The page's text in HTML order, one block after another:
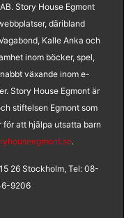
Story House Egmont
däribland
Kalle Anka och
inom böcker, spel,
växande inom e-
Story House Egmont är
stiftelsen Egmont som
för att hjälpa utsatta barn
.
26 Stockholm, Tel: 08-
9206